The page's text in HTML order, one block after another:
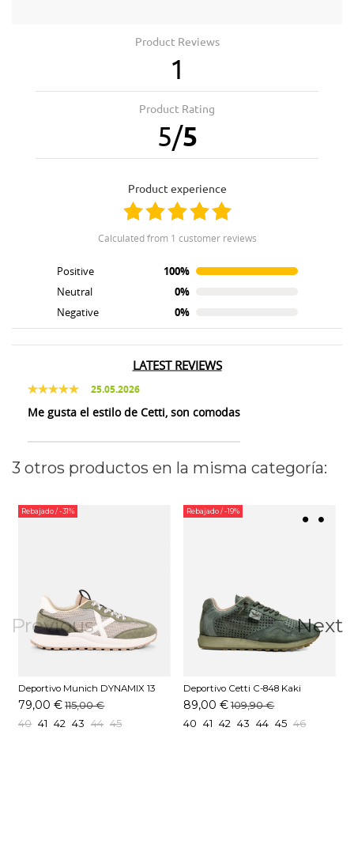
Product Reviews
1
Product Rating
5/5
product experience
calculated from 1 customer reviews
Positive
100%
Neutral
0%
Negative
0%
LATEST REVIEWS
25.05.2026
Me gusta el estilo de Cetti, son comodas
3 otros productos en la misma categoría:
Previous
Rebajado/ -31%
Deportivo Munich DYNAMIX 13
Kaki
79,00 € 115,00 €
40 41 42 43 44 45
Rebajado/ -19%
Deportivo Cetti C-848 Kaki
89,00 € 109,90 €
40 41 42 43 44 45 46
Next